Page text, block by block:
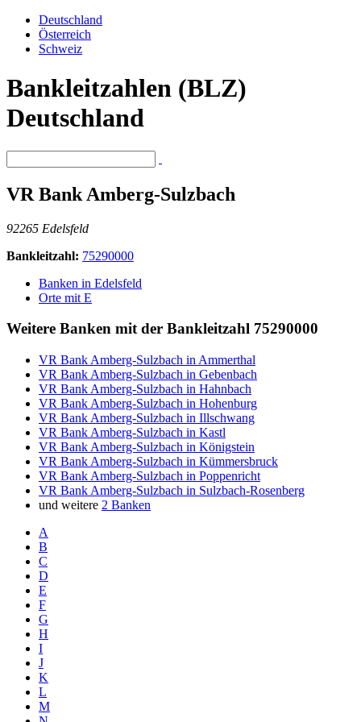
Deutschland
Österreich
Schweiz
Bankleitzahlen (BLZ)
Deutschland
VR Bank Amberg-Sulzbach
92265 Edelsfeld
Bankleitzahl: 75290000
Banken in Edelsfeld
Orte mit E
Weitere Banken mit der Bankleitzahl 75290000
VR Bank Amberg-Sulzbach in Ammerthal
VR Bank Amberg-Sulzbach in Gebenbach
VR Bank Amberg-Sulzbach in Hahnbach
VR Bank Amberg-Sulzbach in Hohenburg
VR Bank Amberg-Sulzbach in Illschwang
VR Bank Amberg-Sulzbach in Kastl
VR Bank Amberg-Sulzbach in Königstein
VR Bank Amberg-Sulzbach in Kümmersbruck
VR Bank Amberg-Sulzbach in Poppenricht
VR Bank Amberg-Sulzbach in Sulzbach-Rosenberg
und weitere 2 Banken
A
B
C
D
E
F
G
H
I
J
K
L
M